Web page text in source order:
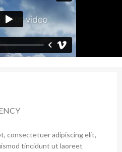
consectetuer adipiscing elit,
tincidunt ut laoreet